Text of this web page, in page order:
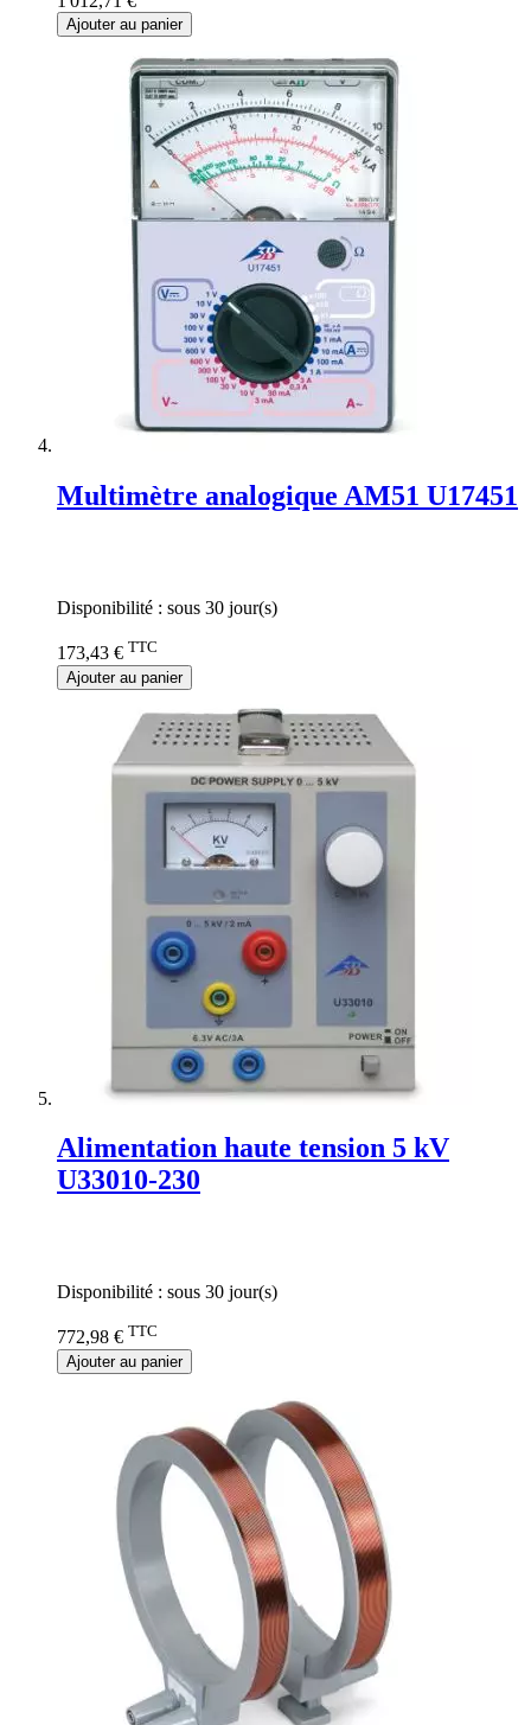
Ajouter au panier
Multimètre analogique AM51 U17451
Disponibilité : sous 30 jour(s)
173,43 € TTC
Ajouter au panier
Alimentation haute tension 5 kV
U33010-230
Disponibilité : sous 30 jour(s)
772,98 € TTC
Ajouter au panier